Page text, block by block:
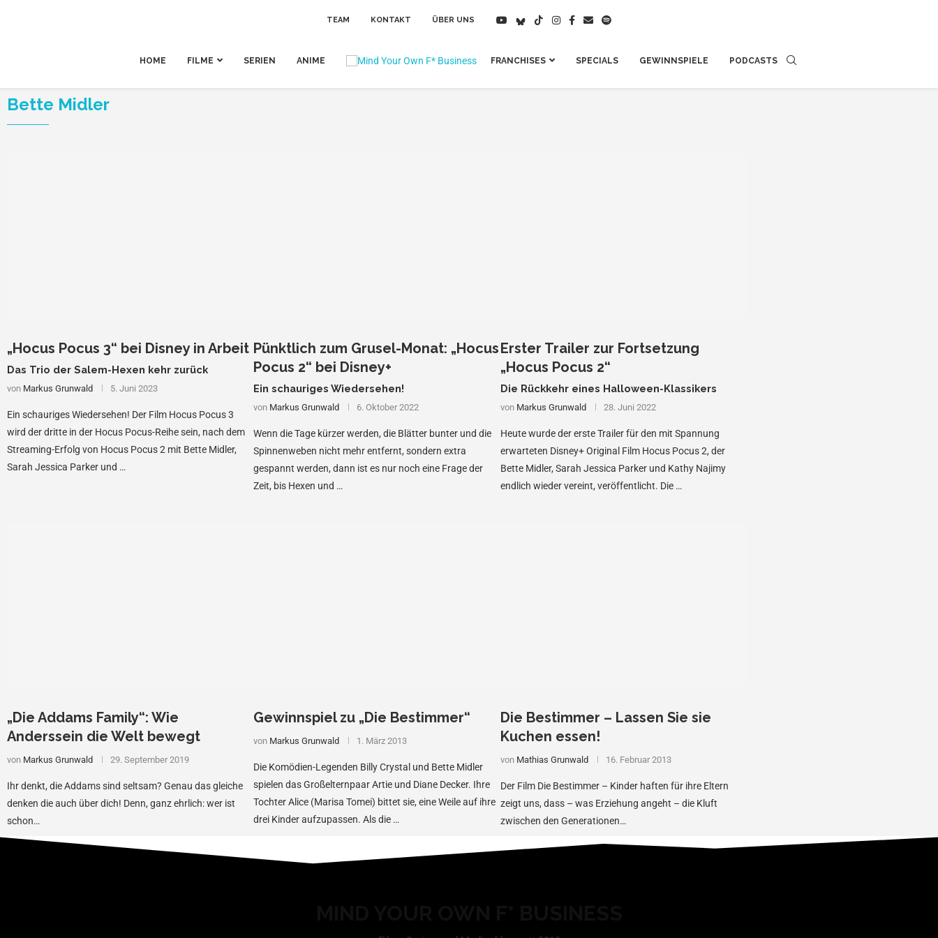
TEAM KONTAKT ÜBER UNS
HOME FILME SERIEN ANIME FRANCHISES SPECIALS GEWINNSPIELE PODCASTS
Bette Midler
„Hocus Pocus 3“ bei Disney in Arbeit
Das Trio der Salem-Hexen kehr zurück
von Markus Grunwald 5. Juni 2023
Ein schauriges Wiedersehen! Der Film Hocus Pocus 3
wird der dritte in der Hocus Pocus-Reihe sein, nach dem
Streaming-Erfolg von Hocus Pocus 2 mit Bette Midler,
Sarah Jessica Parker und …
Pünktlich zum Grusel-Monat: „Hocus
Pocus 2“ bei Disney+
Ein schauriges Wiedersehen!
von Markus Grunwald 6. Oktober 2022
Wenn die Tage kürzer werden, die Blätter bunter und die
Spinnenweben nicht mehr entfernt, sondern extra
gespannt werden, dann ist es nur noch eine Frage der
Zeit, bis Hexen und …
Erster Trailer zur Fortsetzung
„Hocus Pocus 2“
Die Rückkehr eines Halloween-Klassikers
von Markus Grunwald 28. Juni 2022
Heute wurde der erste Trailer für den mit Spannung
erwarteten Disney+ Original Film Hocus Pocus 2, der
Bette Midler, Sarah Jessica Parker und Kathy Najimy
endlich wieder vereint, veröffentlicht. Die …
„Die Addams Family“: Wie
Anderssein die Welt bewegt
von Markus Grunwald 29. September 2019
Ihr denkt, die Addams sind seltsam? Genau das gleiche
denken die auch über dich! Denn, ganz ehrlich: wer ist
schon…
Gewinnspiel zu „Die Bestimmer“
von Markus Grunwald 1. März 2013
Die Komödien-Legenden Billy Crystal und Bette Midler
spielen das Großelternpaar Artie und Diane Decker. Ihre
Tochter Alice (Marisa Tomei) bittet sie, eine Weile auf ihre
drei Kinder aufzupassen. Als die …
Die Bestimmer – Lassen Sie sie
Kuchen essen!
von Mathias Grunwald 16. Februar 2013
Der Film Die Bestimmer – Kinder haften für ihre Eltern
zeigt uns, dass – was Erziehung angeht – die Kluft
zwischen den Generationen…